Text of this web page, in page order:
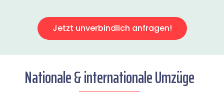
Jetzt unverbindlich anfragen!
Nationale & internationale Umzüge